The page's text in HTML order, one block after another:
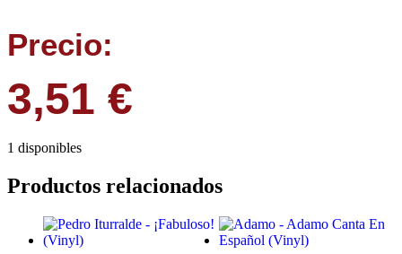
Precio:
3,51 €
1 disponibles
Productos relacionados